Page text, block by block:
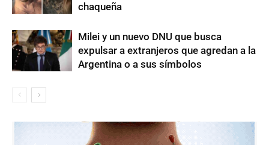
chaqueña
Milei y un nuevo DNU que busca
expulsar a extranjeros que agredan a la
Argentina o a sus símbolos